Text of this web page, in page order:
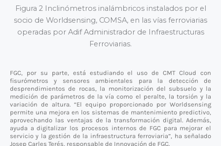
Figura 2 Inclinómetros inalámbricos instalados por el
socio de Worldsensing, COMSA, en las vías ferroviarias
operadas por Adif Administrador de Infraestructuras
Ferroviarias.
FGC, por su parte, está estudiando el uso de CMT Cloud con
fisurómetros y sensores ambientales para la detección de
desprendimientos de rocas, la monitorización del subsuelo y la
medición de parámetros de la vía como el peralte, la torsión y la
variación de altura. “El equipo proporcionado por Worldsensing
permite una mejora en los sistemas de mantenimiento predictivo,
aprovechando las ventajas de la transformación digital. Además,
ayuda a digitalizar los procesos internos de FGC para mejorar el
servicio y la gestión de la infraestructura ferroviaria”, ha señalado
Josep Carles Terés, responsable de Innovación de FGC.